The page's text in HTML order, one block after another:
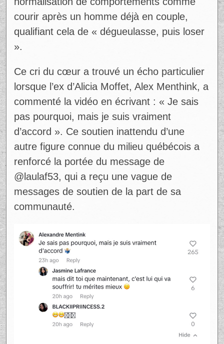
normalisation de comportements comme
courir après un homme déjà en couple,
qualifiant cela de « dégueulasse, puis loser
».
Ce cri du cœur a trouvé un écho particulier
lorsque l’ex d’Alicia Moffet, Alex Menthink, a
commenté la vidéo en écrivant : « Je sais
pas pourquoi, mais je suis vraiment
d’accord ». Ce soutien inattendu d’une